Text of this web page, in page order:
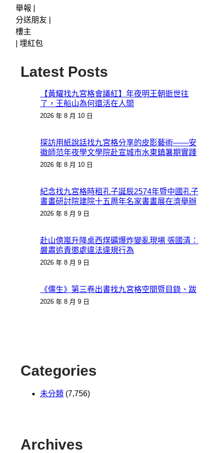
舉報 |
分送朋友 |
樓主
埋紅包
Latest Posts
【黃耀找九宮格會議紅】年夜明王朝逝世往
了，王船山為何還活在人間
2026 年 8 月 10 日
探訪用紙說話找九宮格分享的皮影藝術——安
徽師范年夜學文學院赴宣城市水東鎮暑期實踐
2026 年 8 月 10 日
紀念找九宮格時租孔子誕辰2574年暨中國孔子
書畫研討院建院十五周年名家書畫展在濟舉辦
2026 年 8 月 9 日
赴山億嵐升降桌西煤礦爆炸變亂現場 張國清：
嚴肅追責懲處違法違規行為
2026 年 8 月 9 日
《儒生》第三卷出書找九宮格空間暨目錄、跋
2026 年 8 月 9 日
Categories
未分類 (7,756)
Archives